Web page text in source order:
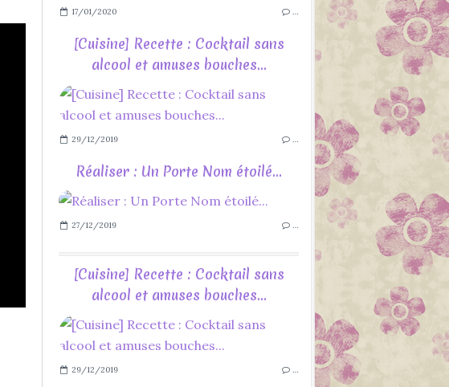
17/01/2020 …
[Cuisine] Recette : Cocktail sans
alcool et amuses bouches...
29/12/2019 …
Réaliser : Un Porte Nom étoilé...
27/12/2019 …
[Cuisine] Recette : Cocktail sans
alcool et amuses bouches...
29/12/2019 …